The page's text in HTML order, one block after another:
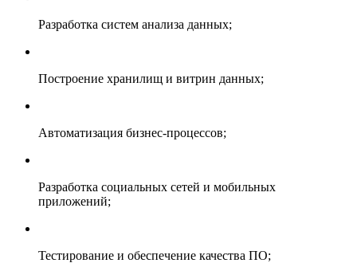
Разработка систем анализа данных;
Построение хранилищ и витрин данных;
Автоматизация бизнес-процессов;
Разработка социальных сетей и мобильных
приложений;
Тестирование и обеспечение качества ПО;